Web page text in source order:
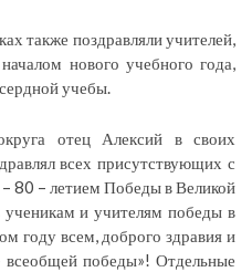
также поздравляли учителей,
нового учебного года,
учебы.
отец Алексий в своих
всех присутствующих с
80 – летием Победы в Великой
ученикам и учителям победы в
году всем, доброго здравия и
победы»! Отдельные